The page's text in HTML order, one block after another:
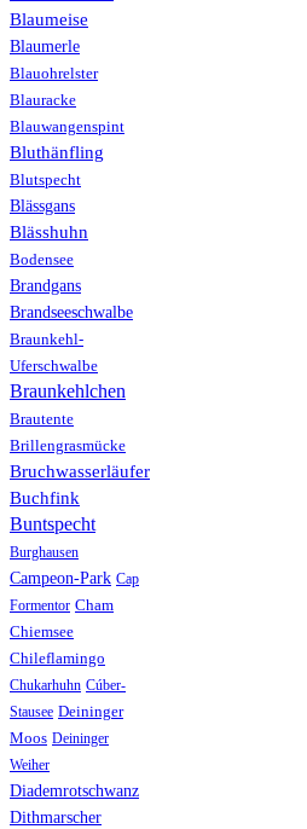
Blaumeise
Blaumerle
Blauohrelster
Blauracke
Blauwangenspint
Bluthänfling
Blutspecht
Blässgans
Blässhuhn
Bodensee
Brandgans
Brandseeschwalbe
Braunkehl-
Uferschwalbe
Braunkehlchen
Brautente
Brillengrasmücke
Bruchwasserläufer
Buchfink
Buntspecht
Burghausen
Campeon-Park Cap
Formentor Cham
Chiemsee
Chileflamingo
Chukarhuhn Cúber-
Stausee Deininger
Moos Deininger
Weiher
Diademrotschwanz
Dithmarscher